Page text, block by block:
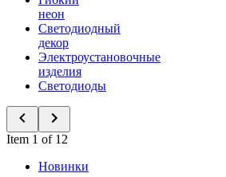
неон
Светодиодный
декор
Электроустановочные
изделия
Светодиоды
Item 1 of 12
Новинки